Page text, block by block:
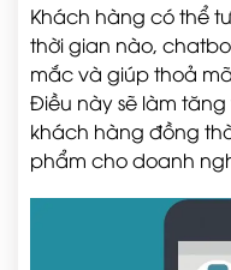
Khách hàng có thể
thời gian nào,
mắc và giúp thoả
Điều này sẽ làm
khách hàng đồng
phẩm cho doanh